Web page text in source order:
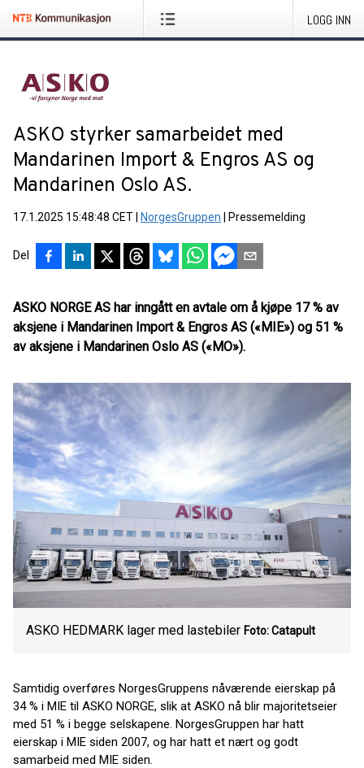
LOGG INN
ASKO styrker samarbeidet med
Mandarinen Import & Engros AS og
Mandarinen Oslo AS.
17.1.2025 15:48:48 CET NorgesGruppen Pressemelding
Del
ASKO NORGE AS har inngått en avtale om å kjøpe 17 % av
aksjene i Mandarinen Import & Engros AS («MIE») og 51 %
av aksjene i Mandarinen Oslo AS («MO»).
ASKO HEDMARK lager med lastebiler Foto: Catapult
Samtidig overføres NorgesGruppens nåværende eierskap på
34 % i MIE til ASKO NORGE, slik at ASKO nå blir majoritetseier
med 51 % i begge selskapene. NorgesGruppen har hatt
eierskap i MIE siden 2007, og har hatt et nært og godt
samarbeid med MIE siden.